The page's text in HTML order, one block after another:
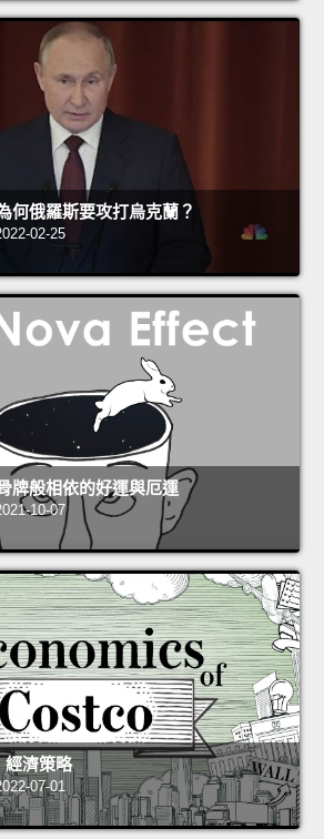
何俄羅斯要攻打烏克蘭？
02-25
牌般相依的好運與厄運
10-07
經濟策略
07-01